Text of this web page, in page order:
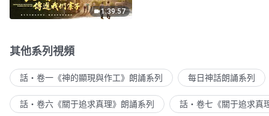
1:39:57
其他系列視頻
話・卷一《神的顯現與作工》朗誦系列 每日神話朗誦系列
話・卷六《關于追求真理》朗誦系列 話・卷七《關于追求真